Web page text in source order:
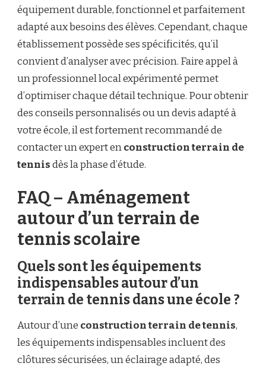
équipement durable, fonctionnel et parfaitement
adapté aux besoins des élèves. Cependant, chaque
établissement possède ses spécificités, qu’il
convient d’analyser avec précision. Faire appel à
un professionnel local expérimenté permet
d’optimiser chaque détail technique. Pour obtenir
des conseils personnalisés ou un devis adapté à
votre école, il est fortement recommandé de
contacter un expert enconstruction terrain de
tennisdès la phase d’étude.
FAQ – Aménagement
autour d’un terrain de
tennis scolaire
Quels sont les équipements
indispensables autour d’un
terrain de tennis dans une école ?
Autour d’une construction terrain de tennis,
les équipements indispensables incluent des
clôtures sécurisées, un éclairage adapté, des